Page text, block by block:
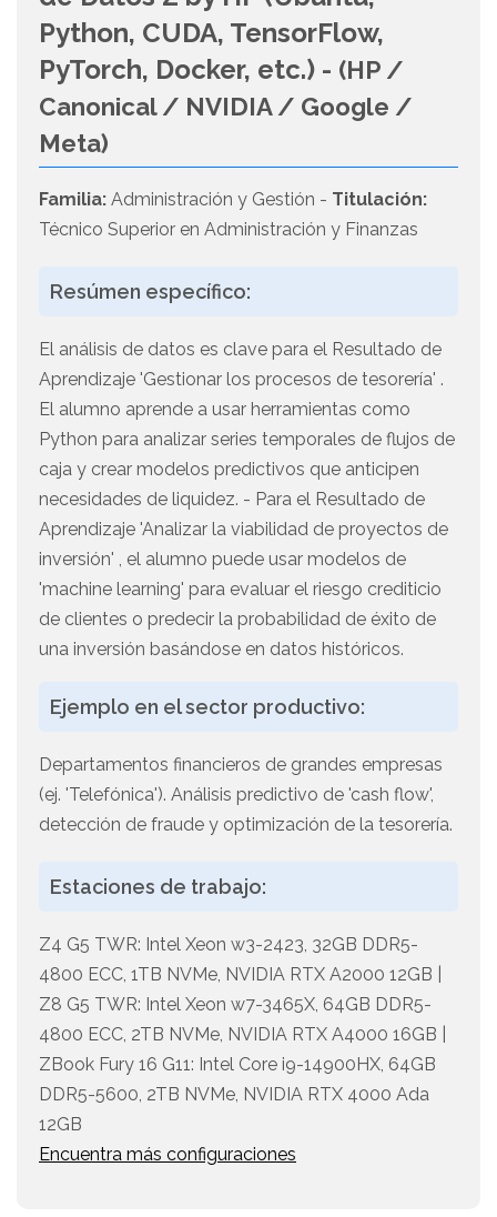
Python, CUDA, TensorFlow,
PyTorch, Docker, etc.) - (HP /
Canonical / NVIDIA / Google /
Meta)
Familia: Administración y Gestión - Titulación:
Técnico Superior en Administración y Finanzas
Resúmen específico:
El análisis de datos es clave para el Resultado de
Aprendizaje 'Gestionar los procesos de tesorería' .
El alumno aprende a usar herramientas como
Python para analizar series temporales de flujos de
caja y crear modelos predictivos que anticipen
necesidades de liquidez. - Para el Resultado de
Aprendizaje 'Analizar la viabilidad de proyectos de
inversión' , el alumno puede usar modelos de
'machine learning' para evaluar el riesgo crediticio
de clientes o predecir la probabilidad de éxito de
una inversión basándose en datos históricos.
Ejemplo en el sector productivo:
Departamentos financieros de grandes empresas
(ej. 'Telefónica'). Análisis predictivo de 'cash flow',
detección de fraude y optimización de la tesorería.
Estaciones de trabajo:
Z4 G5 TWR: Intel Xeon w3-2423, 32GB DDR5-
4800 ECC, 1TB NVMe, NVIDIA RTX A2000 12GB |
Z8 G5 TWR: Intel Xeon w7-3465X, 64GB DDR5-
4800 ECC, 2TB NVMe, NVIDIA RTX A4000 16GB |
ZBook Fury 16 G11: Intel Core i9-14900HX, 64GB
DDR5-5600, 2TB NVMe, NVIDIA RTX 4000 Ada
12GB
Encuentra más configuraciones